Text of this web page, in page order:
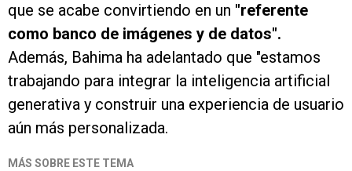
que se acabe convirtiendo en un "referente
como banco de imágenes y de datos".
Además, Bahima ha adelantado que "estamos
trabajando para integrar la inteligencia artificial
generativa y construir una experiencia de usuario
aún más personalizada.
MÁS SOBRE ESTE TEMA